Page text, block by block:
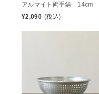
アルマイト両手鍋 14cm
¥2,090 (税込)